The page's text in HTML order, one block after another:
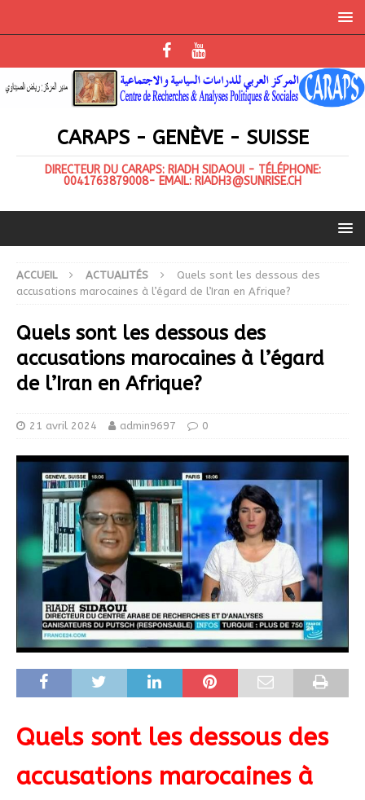
CARAPS - GENÈVE - SUISSE
DIRECTEUR DU CARAPS: RIADH SIDAOUI - TÉLÉPHONE:
0041763879008- EMAIL: RIADH3@SUNRISE.CH
ACCUEIL ACTUALITÉS
Quels sont les dessous des
accusations marocaines à l’égard de l’Iran en Afrique?
Quels sont les dessous des
accusations marocaines à l’égard
de l’Iran en Afrique?
21 avril 2024 admin9697 0
Quels sont les dessous des
accusations marocaines à